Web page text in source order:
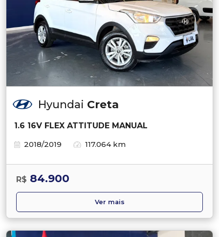
Hyundai Creta
1.6 16V FLEX ATTITUDE MANUAL
2018/2019
117.064 km
R$ 84.900
Ver mais